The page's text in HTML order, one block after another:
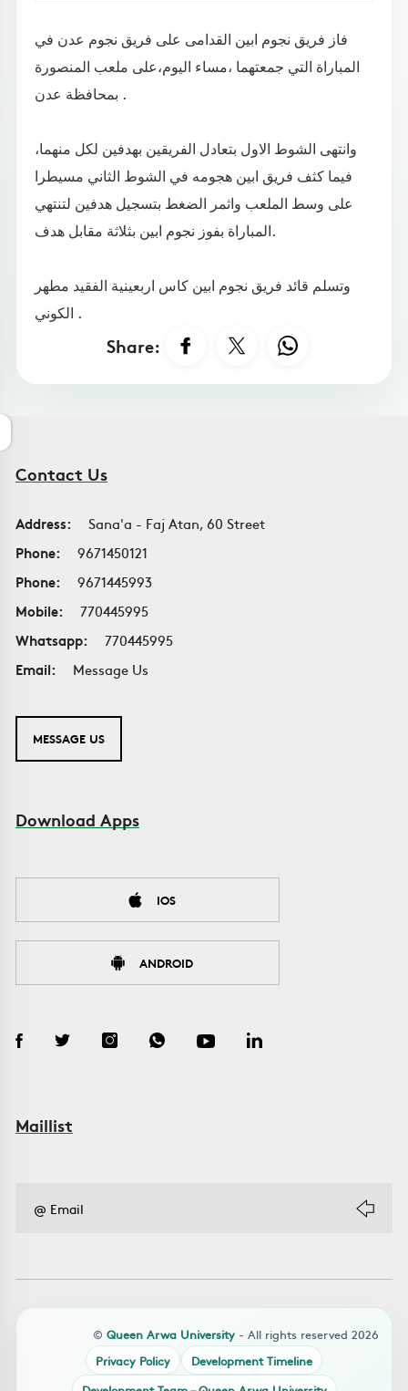
فاز فريق نجوم ابين القدامى على فريق نجوم عدن في
المباراة التي جمعتهما ،مساء اليوم،على ملعب المنصورة
بمحافظة عدن .
وانتهى الشوط الاول بتعادل الفريقين بهدفين لكل منهما،
فيما كثف فريق ابين هجومه في الشوط الثاني مسيطرا
على وسط الملعب واثمر الضغط بتسجيل هدفين لتنتهي
المباراة بفوز نجوم ابين بثلاثة مقابل هدف.
وتسلم قائد فريق نجوم ابين كاس اربعينية الفقيد مطهر
الكوني .
Share:
Contact Us
Address:
Sana'a - Faj Atan, 60 Street
Phone:
9671450121
Phone:
9671445993
Mobile:
770445995
Whatsapp:
770445995
Email:
Message Us
MESSAGE US
Download Apps
IOS
ANDROID
Maillist
© Queen Arwa University - All rights reserved 2026
Privacy Policy
Development Timeline